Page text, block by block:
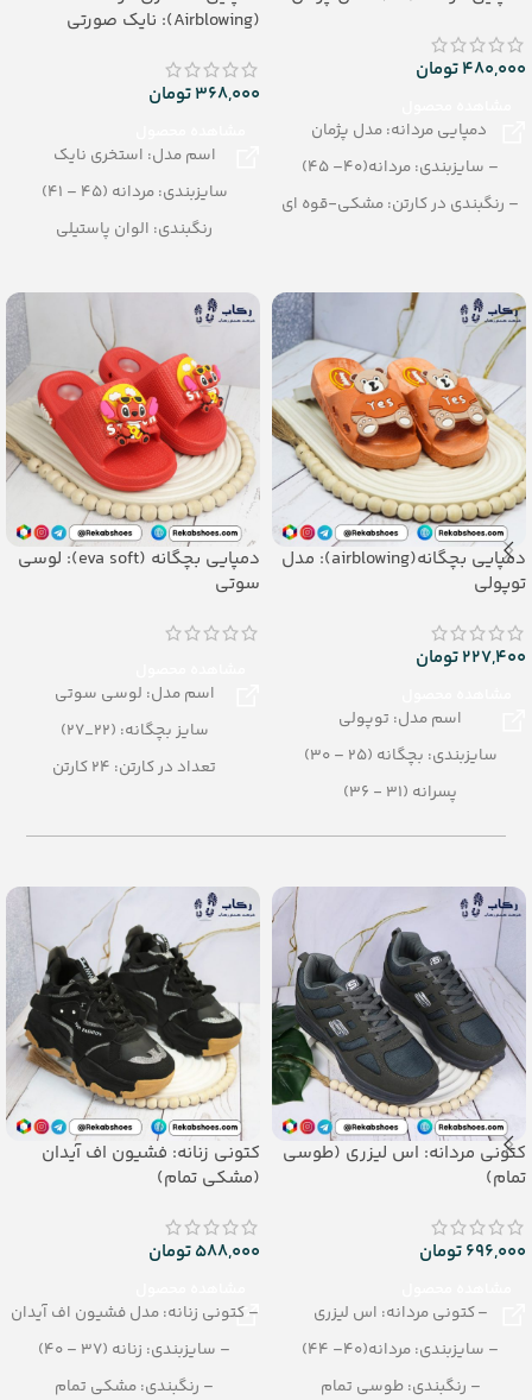
480,000تومان
دمپایی مردانه: مدل پژمان
– سایزبندی: مردانه(40– 45)
– رنگبندی در کارتن: مشکی-قوه ای
(Airblowing): نایک صورتی
368,000تومان
اسم مدل: استخری نایک
سایزبندی: مردانه (45 – 41)
رنگبندی: الوان پاستیلی
دمپایی بچگانه(airblowing): مدل
توپولی
227,400تومان
اسم مدل: توپولی
سایزبندی: بچگانه (25 – 30)
پسرانه (31 - 36)
جنس: Air blowing
دمپایی بچگانه (eva soft): لوسی
سوتی
اسم مدل: لوسی سوتی
سایز بچگانه: (22_27)
تعداد در کارتن: 24 کارتن
جنس: eva soft
کتونی مردانه: اس لیزری (طوسی
تمام)
696,000تومان
– کتونی مردانه: اس لیزری
– سایزبندی: مردانه(40– 44)
– رنگبندی: طوسی تمام
کتونی زنانه: فشیون اف آیدان
(مشکی تمام)
588,000تومان
– کتونی زنانه: مدل فشیون اف آیدان
– سایزبندی: زنانه (37 – 40)
– رنگبندی: مشکی تمام